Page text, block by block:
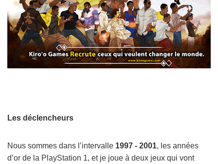
Les déclencheurs
Nous sommes dans l’intervalle 1997 - 2001, les années
d’or de la PlayStation 1, et je joue à deux jeux qui vont